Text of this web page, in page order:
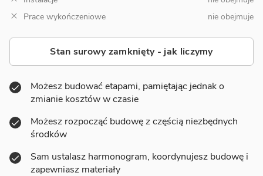
Prace wykończeniowe
nie obejmuje
Stan surowy zamknięty - jak liczymy
Możesz budować etapami, pamiętając jednak o
zmianie kosztów w czasie
Możesz rozpocząć budowę z częścią niezbędnych
środków
Sam ustalasz harmonogram, koordynujesz budowę i
zapewniasz materiały